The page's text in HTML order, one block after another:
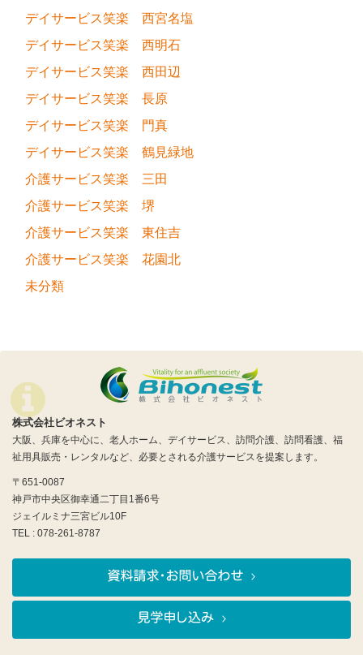
デイサービス笑楽 西宮名塩
デイサービス笑楽 西明石
デイサービス笑楽 西田辺
デイサービス笑楽 長原
デイサービス笑楽 門真
デイサービス笑楽 鶴見緑地
介護サービス笑楽 三田
介護サービス笑楽 堺
介護サービス笑楽 東住吉
介護サービス笑楽 花園北
未分類
株式会社ビオネスト
大阪、兵庫を中心に、老人ホーム、デイサービス、訪問介護、訪問看護、福
祉用具販売・レンタルなど、必要とされる介護サービスを提案します。
〒651-0087
神戸市中央区御幸通二丁目1番6号
ジェイルミナ三宮ビル10F
TEL : 078-261-8787